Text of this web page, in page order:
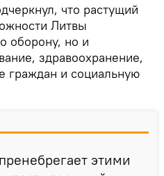
что растущий
Литвы
оборону, но и
здравоохранение,
граждан и социальную
этими